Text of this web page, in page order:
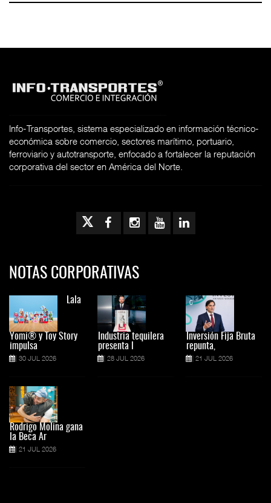
Info-Transportes, sistema especializado en información técnico-
económica sobre comercio, sectores marítimo, portuario,
ferroviario y autotransporte, enfocado a fortalecer la reputación
corporativa del sector en América del Norte.
NOTAS CORPORATIVAS
Lala
Yomi® y Toy Story
impulsa
30 JUL 2026
Rodrigo Molina gana
la Beca Ar
21 JUL 2026
Industria tequilera
presenta l
28 JUL 2026
Inversión Fija Bruta
repunta,
21 JUL 2026